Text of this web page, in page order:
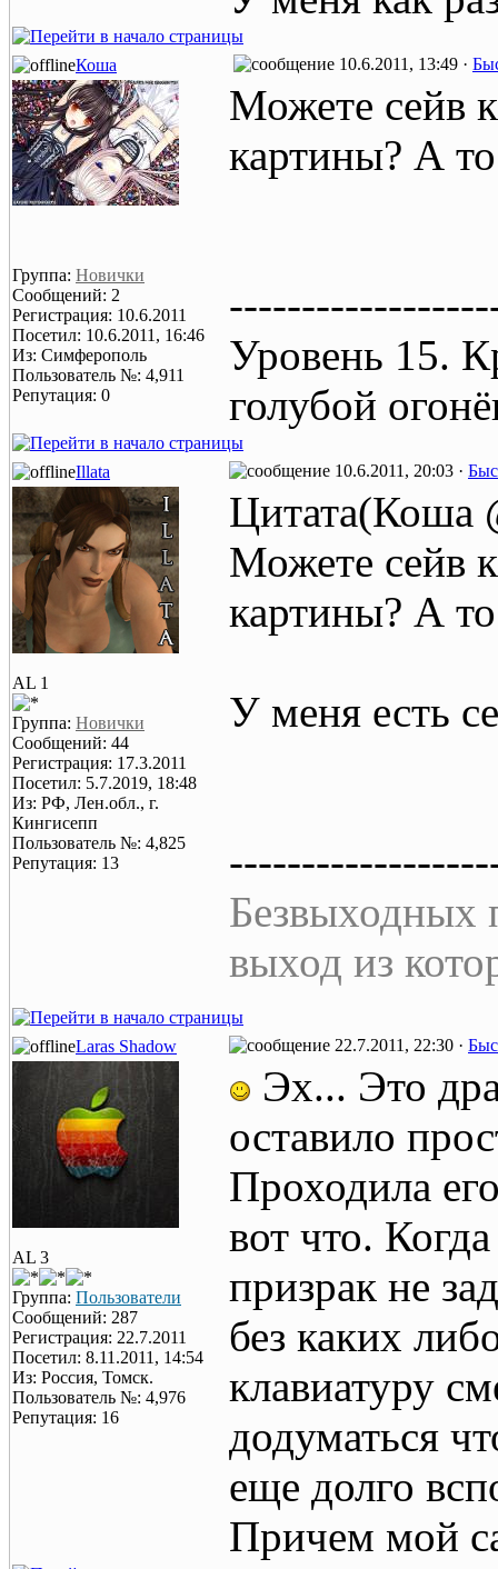
Коша 10.6.2011, 13:49 ·
Группа: Новички
Сообщений: 2
Регистрация: 10.6.2011
Посетил: 10.6.2011, 16:46
Из: Симферополь
Пользователь №: 4,911
Репутация: 0
Можете сейв
картины? А
Уровень 15.
голубой
Illata 10.6.2011, 20:03 ·
AL 1
Группа: Новички
Сообщений: 44
Регистрация: 17.3.2011
Посетил: 5.7.2019, 18:48
Из: РФ, Лен.обл., г.
Кингисепп
Пользователь №: 4,825
Репутация: 13
Цитата(Коша
Можете сейв
картины? А
У меня есть
Безвыходных
выход из
Laras Shadow 22.7.2011, 22:30 ·
AL 3
Группа: Пользователи
Сообщений: 287
Регистрация: 22.7.2011
Посетил: 8.11.2011, 14:54
Из: Россия, Томск.
Пользователь №: 4,976
Репутация: 16
Эх... Это
оставило
Проходила
вот что.
призрак не
без каких
клавиатуру
додуматься
еще долго
Причем мой